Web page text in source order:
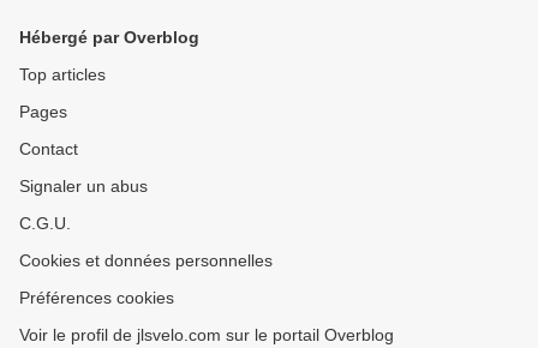
Hébergé par Overblog
Top articles
Pages
Contact
Signaler un abus
C.G.U.
Cookies et données personnelles
Préférences cookies
Voir le profil de jlsvelo.com sur le portail Overblog